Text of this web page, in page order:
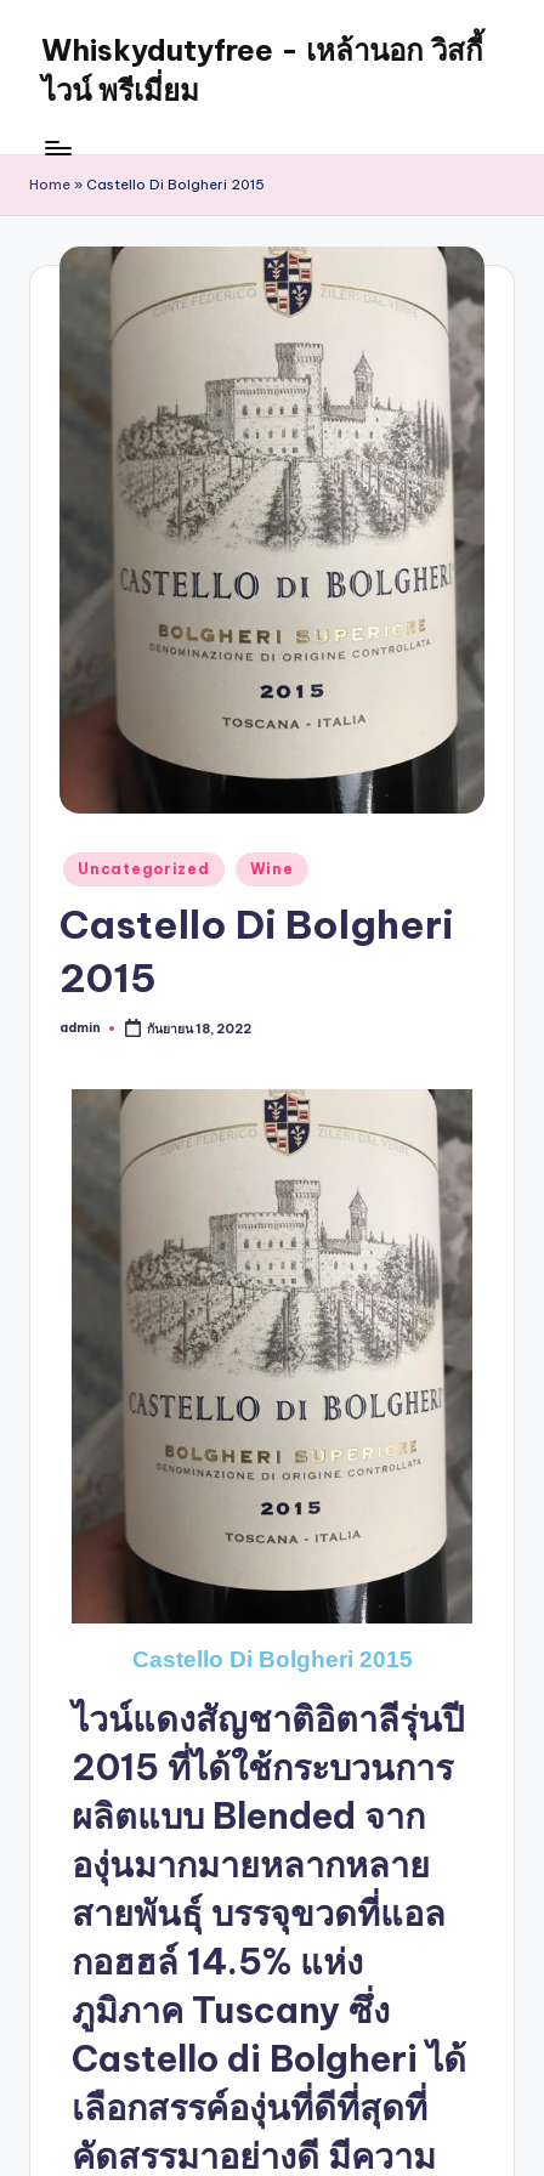
Whiskydutyfree - เหล้านอก วิสกี้
ไวน์ พรีเมี่ยม
Home » Castello Di Bolgheri 2015
Uncategorized Wine
Castello Di Bolgheri
2015
admin กันยายน 18, 2022
Castello Di Bolgheri 2015
ไวน์แดงสัญชาติอิตาลีรุ่นปี
2015 ที่ได้ใช้กระบวนการ
ผลิตแบบ Blended จาก
องุ่นมากมายหลากหลาย
สายพันธุ์ บรรจุขวดที่แอล
กอฮฮล์ 14.5% แห่ง
ภูมิภาค Tuscany ซึ่ง
Castello di Bolgheri ได้
เลือกสรรค์องุ่นที่ดีที่สุดที่
คัดสรรมาอย่างดี มีความ